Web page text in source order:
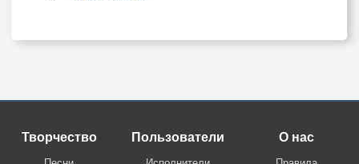
Творчество Пользователи О нас